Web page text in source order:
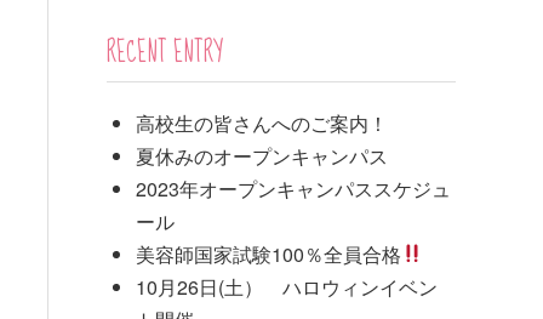
RECENT ENTRY
高校生の皆さんへのご案内！
夏休みのオープンキャンパス
2023年オープンキャンパススケジュ
ール
美容師国家試験100％全員合格
10月26日(土） ハロウィンイベン